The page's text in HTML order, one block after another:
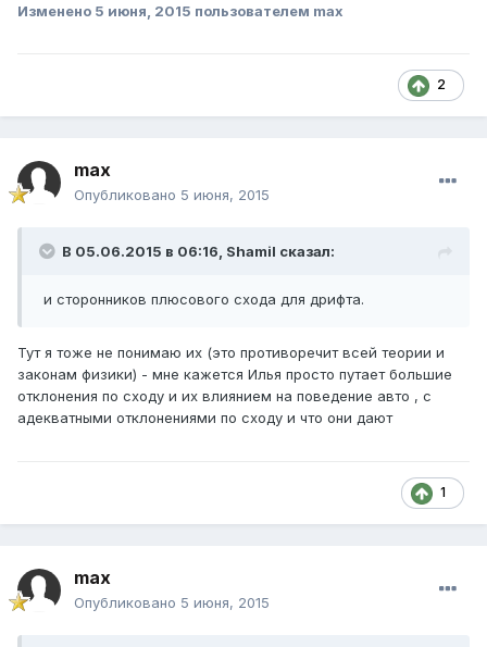
Изменено 5 июня, 2015 пользователем max
2
max
Опубликовано 5 июня, 2015
В 05.06.2015 в 06:16, Shamil сказал:
и сторонников плюсового схода для дрифта.
Тут я тоже не понимаю их (это противоречит всей теории и
законам физики) - мне кажется Илья просто путает большие
отклонения по сходу и их влиянием на поведение авто , с
адекватными отклонениями по сходу и что они дают
1
max
Опубликовано 5 июня, 2015